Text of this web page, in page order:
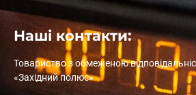
Наші контакти:
Товариство з обмеженою
«Західний полюс»